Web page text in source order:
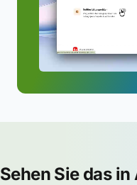
Sehen Sie das